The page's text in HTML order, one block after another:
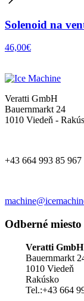
Solenoid na
46,00€
Veratti GmbH
Bauernmarkt 24
1010 Viedeň -
+43 664 993 85 967
Odberné
Veratti GmbH
Bauernmarkt
1010 Viedeň
Rakúsko
Tel.:+43 664